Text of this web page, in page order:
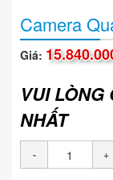
Camera
Giá:
VUI
NHẤT